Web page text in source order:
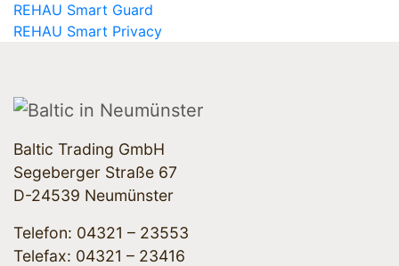
REHAU Smart Guard
REHAU Smart Privacy
Baltic Trading GmbH
Segeberger Straße 67
D-24539 Neumünster
Telefon: 04321 – 23553
Telefax: 04321 – 23416